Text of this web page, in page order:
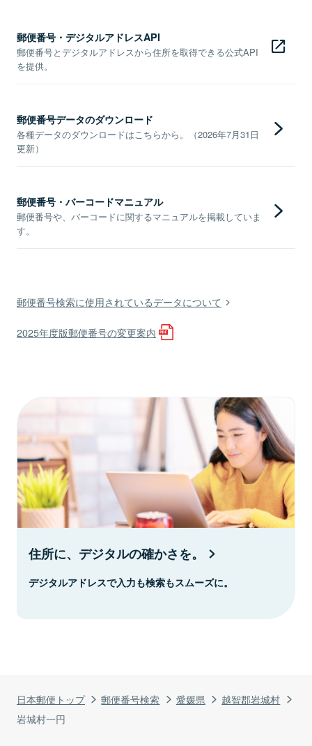
日本郵便トップ 郵便番号検索 愛媛県
越智郡岩城村
岩城村一円
郵便番号・デジタルアドレスAPI
郵便番号とデジタルアドレスから住所を取得できる公式API
を提供。
郵便番号データのダウンロード
各種データのダウンロードはこちらから。（2026年7月31日
更新）
郵便番号・バーコードマニュアル
郵便番号や、バーコードに関するマニュアルを掲載していま
す。
郵便番号検索に使用されているデータについて
2025年度版郵便番号の変更案内
住所に、デジタルの確かさを。
デジタルアドレスで入力も検索もスムーズに。